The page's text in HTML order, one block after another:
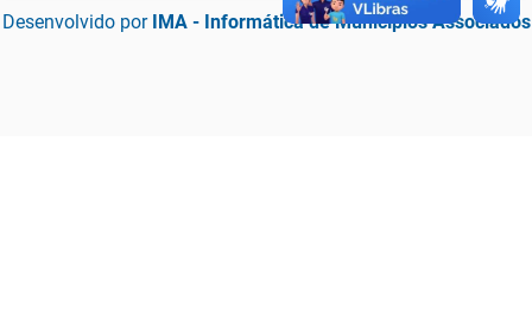
Desenvolvido por IMA - Informática de Municípios Associados